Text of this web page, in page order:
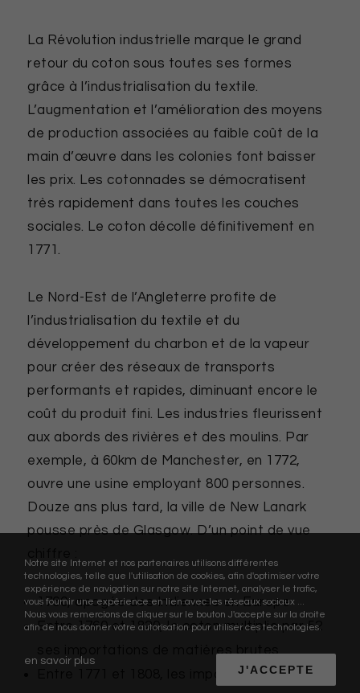
La Révolution industrielle marque le grand
retour du coton sous toutes ses formes
grâce à l’industrialisation du textile.
L’augmentation et l’amélioration des moyens
de production associées au faible coût de la
main d’œuvre dans les colonies font baisser
les prix. Les cotonnades se démocratisent
très rapidement dans toutes les couches
sociales. Le coton décolle définitivement en
1771.
Le Nord-Est de l’Angleterre profite de
l’industrialisation du textile et du
développement du charbon et de la vapeur
pour créer des réseaux de transports
performants et rapides, diminuant encore le
coût du produit fini. Les industries fleurissent
aux abords des rivières et des moulins. Par
exemple, à 60km de Manchester, en 1772,
ouvre une usine employant 800 personnes.
Douze ans plus tard, la ville de New Lanark
pousse près de Glasgow. D’un point de vue
1760, apogée des Indiennes en Europe
Entre 1760 et 1820, le coton multiplie par 52
ses importations de matières brutes
Entre 1771 et 1808, les importations de coton
Notre site Internet et nos partenaires utilisons différentes
technologies, telle que l'utilisation de cookies, afin d'optimiser votre
expérience de navigation sur notre site Internet, analyser le trafic,
vous fournir une expérience en lien avec les réseaux sociaux ...
Nous vous remercions de cliquer sur le bouton J'accepte sur la droite
afin de nous donner votre autorisation pour utiliser ces technologies.
en savoir plus
J'ACCEPTE